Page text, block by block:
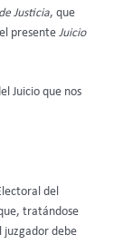
Justicia, que
presente Juicio
Juicio que nos
del
tratándose
juzgador debe